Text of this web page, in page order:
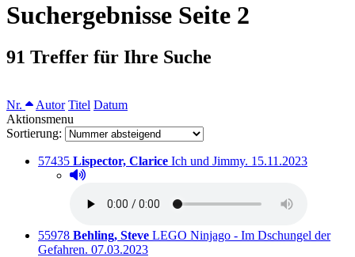
Suchergebnisse Seite 2
91 Treffer für Ihre Suche
Nr. Autor Sortieren nach
Titel Datum
Aktionsmenu
Sortierung:
Titelnummer:
57435 von
Lispector, Clarice: Ich und Jimmy. Ausleihbar seit dem
15.11.2023
Hörprobe abspielen
Hörprobe von Ich und Jimmy.
Titelnummer:
55978 von
Behling, Steve: LEGO Ninjago - Im Dschungel der
Gefahren. Ausleihbar seit dem
07.03.2023